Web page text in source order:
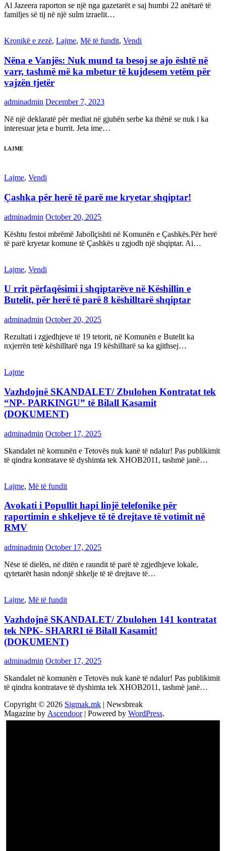
Al Jazeera raporton se një nga gazetarët e saj humbi 22 anëtarë të
familjes së tij në një sulm izraelit…
Kronikë e zezë, Lajme, Më të fundit, Vendi
Nëna e Vanjës: Nuk mund ta besoj se ajo është në
varr, tashmë më ka mbetur të kujdesem vetëm për
vajzën tjetër
adminadmin December 7, 2023
Në një deklaratë për mediat në gjuhën serbe ka thënë se nuk i ka
interesuar jeta e burrit. Jeta ime…
LAJME
Lajme, Vendi
Çashka për herë të parë me kryetar shqiptar!
adminadmin October 20, 2025
Kështu festoi mbrëmë Jabollçishti në Komunën e Çashkës.Për herë
të parë kryetar komune të Çashkës u zgjodh një shqiptar. Ai…
Lajme, Vendi
U rrit përfaqësimi i shqiptarëve në Këshillin e
Butelit, për herë të parë 8 këshilltarë shqiptar
adminadmin October 20, 2025
Rezultati i zgjedhjeve të 19 tetorit, në Komunën e Butelit ka
nxjerrën tetë këshilltarë nga 19 këshilltarë sa ka gjithsej…
Lajme
Vazhdojnë SKANDALET/ Zbulohen Kontratat tek
“NP- PARKINGU” të Bilall Kasamit
(DOKUMENT)
adminadmin October 17, 2025
Skandalet në komunën e Tetovës nuk kanë të ndalur! Pas publikimit
të qindra kontratave të dyshimta tek XHOB2011, tashmë janë…
Lajme, Më të fundit
Avokati i Popullit hapi linjë telefonike për
raportimin e shkeljeve të të drejtave të votimit në
RMV
adminadmin October 17, 2025
Nëse të dielën, në ditën e raundit të parë të zgjedhjeve lokale,
qytetarët hasin ndonjë shkelje të të drejtave të…
Lajme, Më të fundit
Vazhdojnē SKANDALET/ Zbulohen 141 kontratat
tek NPK- SHARRI të Bilall Kasamit!
(DOKUMENT)
adminadmin October 17, 2025
Skandalet në komunën e Tetovës nuk kanë të ndalur! Pas publikimit
të qindra kontratave të dyshimta tek XHOB2011, tashmë janë…
Copyright © 2026 Sigmak.mk | Newsbreak
Magazine by Ascendoor| Powered by WordPress.